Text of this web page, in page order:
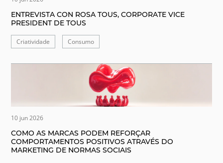
ENTREVISTA CON ROSA TOUS, CORPORATE VICE
PRESIDENT DE TOUS
Criatividade Consumo
10 jun 2026
COMO AS MARCAS PODEM REFORÇAR
COMPORTAMENTOS POSITIVOS ATRAVÉS DO
MARKETING DE NORMAS SOCIAIS